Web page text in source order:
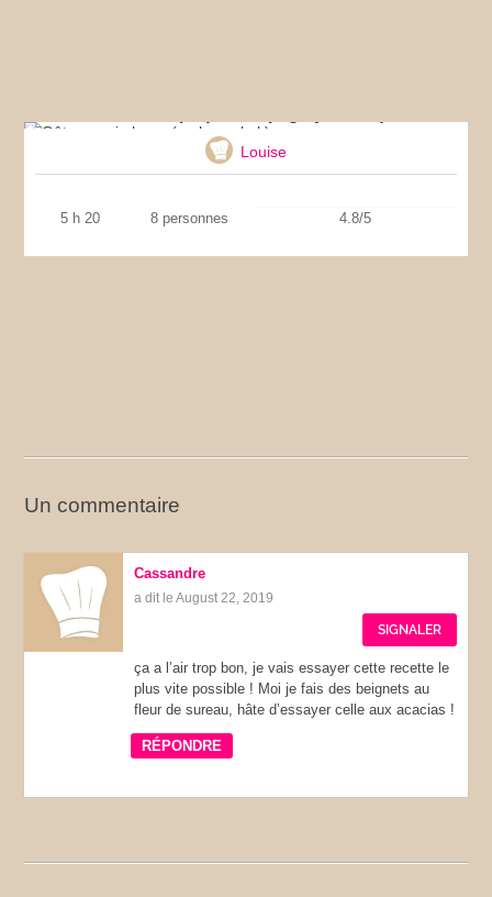
Louise
5 h 20 8 personnes 4.8/5
Un commentaire
Cassandre
a dit le August 22, 2019
RÉPONDRE
SIGNALER
ça a l’air trop bon, je vais essayer cette recette le
plus vite possible ! Moi je fais des beignets au
fleur de sureau, hâte d’essayer celle aux acacias !